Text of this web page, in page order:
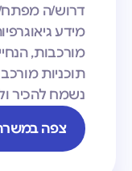
דרוש/ה
מורכבות,
תוכניות
נשמח להכיר
צפה